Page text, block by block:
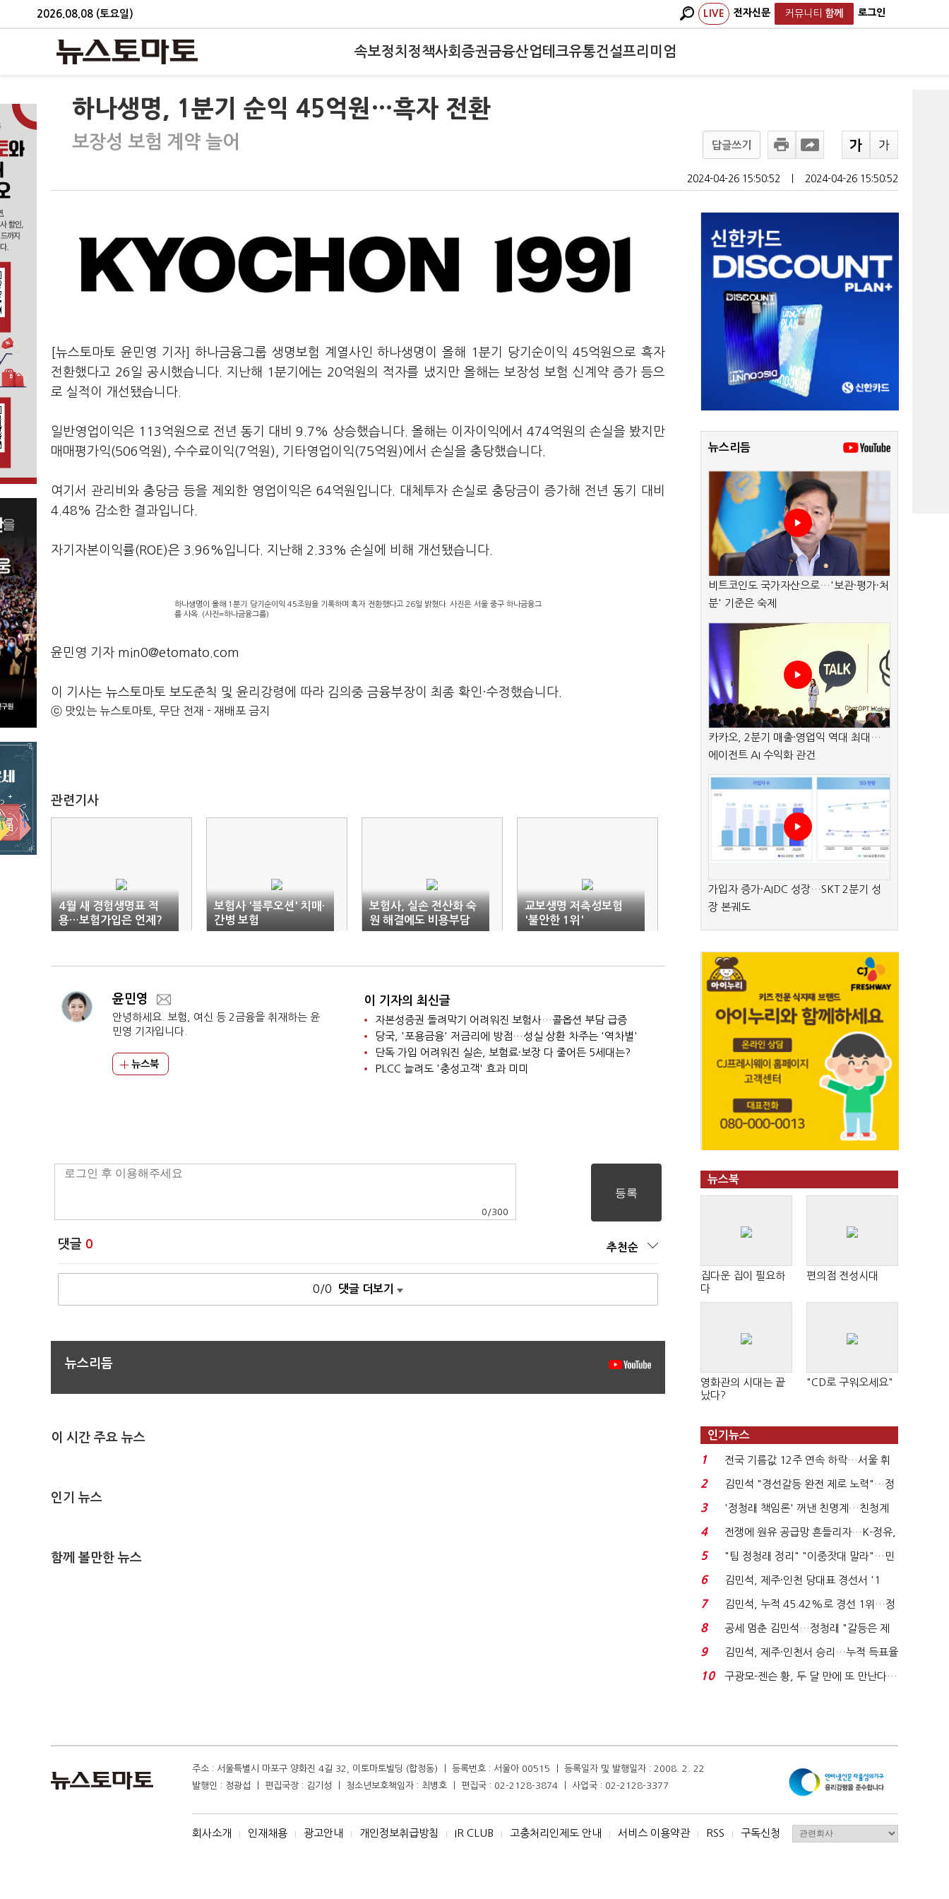
2026.08.08 (토요일) LIVE 전자신문 커뮤니티 함께 로그인
속보정치 정책사회 증권금융산업테크유통건설프리미엄
하나생명, 1분기 순익 45억원…흑자 전환
보장성 보험 계약 늘어 답글쓰기
2024-04-26 15:50:52 2024-04-26 15:50:52
[뉴스토마토 윤민영 기자] 하나금융그룹 생명보험 계열사인 하나생명이 올해 1분기 당기순이익 45억원으로 흑자
전환했다고 26일 공시했습니다. 지난해 1분기에는 20억원의 적자를 냈지만 올해는 보장성 보험 신계약 증가 등으
로 실적이 개선됐습니다.
일반영업이익은 113억원으로 전년 동기 대비 9.7% 상승했습니다. 올해는 이자이익에서 474억원의 손실을 봤지만
매매평가익(506억원), 수수료이익(7억원), 기타영업이익(75억원)에서 손실을 충당했습니다.
여기서 관리비와 충당금 등을 제외한 영업이익은 64억원입니다. 대체투자 손실로 충당금이 증가해 전년 동기 대비
4.48% 감소한 결과입니다.
자기자본이익률(ROE)은 3.96%입니다. 지난해 2.33% 손실에 비해 개선됐습니다.
하나생명이 올해 1분기 당기순이익 45조원을 기록하며 흑자 전환했다고 26일 밝혔다. 사진은 서울 중구 하나금융그
룹 사옥. (사진=하나금융그룹)
윤민영 기자 min0@etomato.com
이 기사는 뉴스토마토 보도준칙 및 윤리강령에 따라 김의중 금융부장이 최종 확인·수정했습니다.
ⓒ 맛있는 뉴스토마토, 무단 전재 - 재배포 금지
관련기사
4월 새 경험생명표 적
용…보험가입은 언제?
보험사 '블루오션' 치매·
간병 보험
보험사, 실손 전산화 숙
원 해결에도 비용부담
손사래
교보생명 저축성보험
'불안한 1위'
윤민영
안녕하세요. 보험, 여신 등 2금융을 취재하는 윤
민영 기자입니다.
뉴스북
이 기자의 최신글
자본성증권 돌려막기 어려워진 보험사…콜옵션 부담 급증
당국, '포용금융' 저금리에 방점…성실 상환 차주는 '역차별'
단독 가입 어려워진 실손, 보험료·보장 다 줄어든 5세대는?
PLCC 늘려도 '충성고객' 효과 미미
0 /300
댓글 0 추천순
0/0 댓글 더보기
뉴스리듬
이 시간 주요 뉴스
인기 뉴스
함께 볼만한 뉴스
뉴스리듬
비트코인도 국가자산으로…'보관·평가·처
분' 기준은 숙제
카카오, 2분기 매출·영업익 역대 최대…
에이전트 AI 수익화 관건
가입자 증가·AIDC 성장…SKT 2분기 성
장 본궤도
뉴스북
집다운 집이 필요하
다
편의점 전성시대
영화관의 시대는 끝
났다?
"CD로 구워오세요"
인기뉴스
1
전국 기름값 12주 연속 하락…서울 휘
발윳값 1909원...
2
김민석 "경선갈등 완전 제로 노력"…정
청래 "반명 공세 사...
3
'정청래 책임론' 꺼낸 친명계…친청계
는 추가투표 때리기...
4
전쟁에 원유 공급망 흔들리자…K-정유,
에너지안보 핵심...
5
"팀 정청래 정리" "이중잣대 말라"…민
주 최고위원 계파 다...
6
김민석, 제주·인천 당대표 경선서 '1
위'(1보)...
7
김민석, 누적 45.42%로 경선 1위…정
청래와 격차 0.86%p(...
8
공세 멈춘 김민석…정청래 "갈등은 제
가 수습"
9
김민석, 제주·인천서 승리…누적 득표율
'1위 탈환'(종합)...
10
구광모-젠슨 황, 두 달 만에 또 만난다…
주소 : 서울특별시 마포구 양화진 4길 32, 이토마토빌딩 (합정동) ㅣ 등록번호 : 서울아 00515 ㅣ 등록일자 및 발행일자 : 2008. 2. 22
발행인 : 정광섭 ㅣ 편집국장 : 김기성 ㅣ 청소년보호책임자 : 최병호 ㅣ 편집국 : 02-2128-3874 ㅣ 사업국 : 02-2128-3377
회사소개 I 인재채용 I 광고안내 I 개인정보취급방침 I IR CLUB I 고충처리인제도 안내 I 서비스 이용약관 I RSS I 구독신청